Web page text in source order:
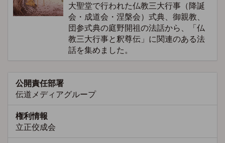
大聖堂で行われた仏教三大行事（降誕
会・成道会・涅槃会）式典、御親教、
団参式典の庭野開祖の法話から、「仏
教三大行事と釈尊伝」に関連のある法
話を集めました。
公開責任部署
伝道メディアグループ
権利情報
立正佼成会